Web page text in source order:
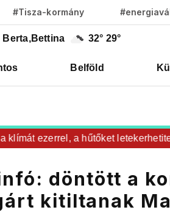
#Tisza-kormány
Berta,Bettina 32° 29°
Belföld
ezerrel, a hűtőket letekerhetitek,
döntött a
kitiltanak